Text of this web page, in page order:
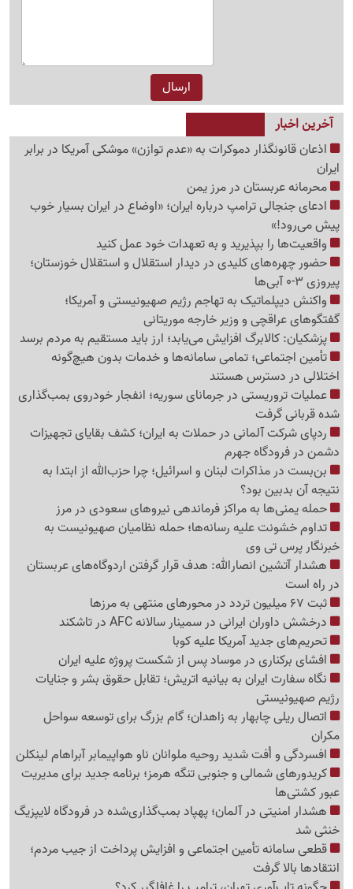
آخرین اخبار
اذعان قانونگذار دموکرات به «عدم توازن» موشکی آمریکا در برابر
ایران
محرمانه عربستان در مرز یمن
ادعای جنجالی ترامپ درباره ایران؛ «اوضاع در ایران بسیار خوب
پیش می‌رود!»
واقعیت‌ها را بپذیرید و به تعهدات خود عمل کنید
حضور چهره‌های کلیدی در دیدار استقلال و استقلال خوزستان؛
پیروزی 3-0 آبی‌ها
واکنش دیپلماتیک به تهاجم رژیم صهیونیستی و آمریکا؛
گفتگوهای عراقچی و وزیر خارجه موریتانی
پزشکیان: کالابرگ افزایش می‌یابد؛ ارز باید مستقیم به مردم برسد
تأمین اجتماعی؛ تمامی سامانه‌ها و خدمات بدون هیچ‌گونه
اختلالی در دسترس هستند
عملیات تروریستی در جرمانای سوریه؛ انفجار خودروی بمب‌گذاری
شده قربانی گرفت
ردپای شرکت آلمانی در حملات به ایران؛ کشف بقایای تجهیزات
دشمن در فرودگاه جهرم
بن‌بست در مذاکرات لبنان و اسرائیل؛ چرا حزب‌الله از ابتدا به
نتیجه آن بدبین بود؟
حمله یمنی‌ها به مراکز فرماندهی نیروهای سعودی در مرز
تداوم خشونت علیه رسانه‌ها؛ حمله نظامیان صهیونیست به
خبرنگار پرس تی وی
هشدار آتشین انصارالله: هدف قرار گرفتن اردوگاه‌های عربستان
در راه است
ثبت 67 میلیون تردد در محورهای منتهی به مرزها
درخشش داوران ایرانی در سمینار سالانه AFC در تاشکند
تحریم‌های جدید آمریکا علیه کوبا
افشای برکناری در موساد پس از شکست پروژه علیه ایران
نگاه سفارت ایران به بیانیه اتریش؛ تقابل حقوق بشر و جنایات
رژیم صهیونیستی
اتصال ریلی چابهار به زاهدان؛ گام بزرگ برای توسعه سواحل
مکران
افسردگی و اُفت شدید روحیه ملوانان ناو هواپیمابر آبراهام لینکلن
کریدورهای شمالی و جنوبی تنگه هرمز؛ برنامه جدید برای مدیریت
عبور کشتی‌ها
هشدار امنیتی در آلمان؛ پهپاد بمب‌گذاری‌شده در فرودگاه لایپزیگ
خنثی شد
قطعی سامانه تأمین اجتماعی و افزایش پرداخت از جیب مردم؛
انتقادها بالا گرفت